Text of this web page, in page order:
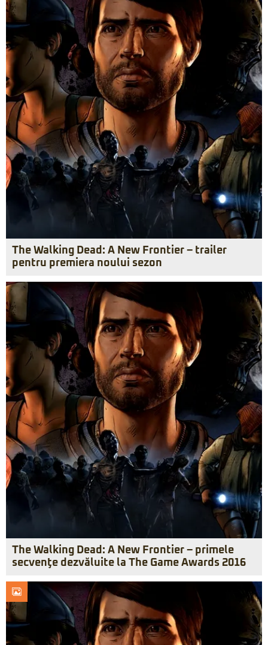
The Walking Dead: A New Frontier – trailer
pentru premiera noului sezon
The Walking Dead: A New Frontier – primele
secvenţe dezvăluite la The Game Awards 2016